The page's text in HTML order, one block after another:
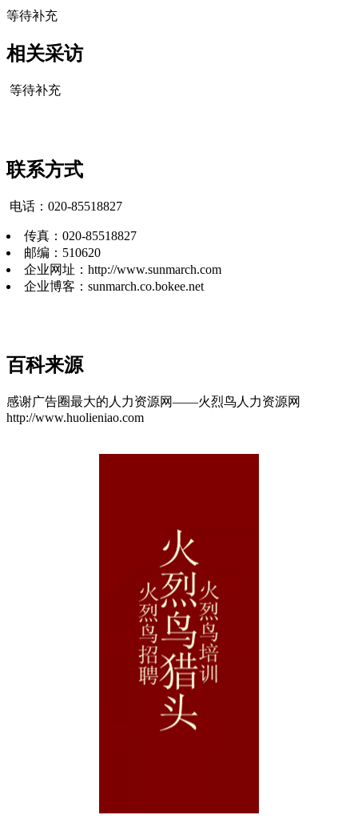
等待补充
相关采访
等待补充
联系方式
电话：020-85518827
传真：020-85518827
邮编：510620
企业网址：http://www.sunmarch.com
企业博客：sunmarch.co.bokee.net
百科来源
感谢广告圈最大的人力资源网——火烈鸟人力资源网
http://www.huolieniao.com